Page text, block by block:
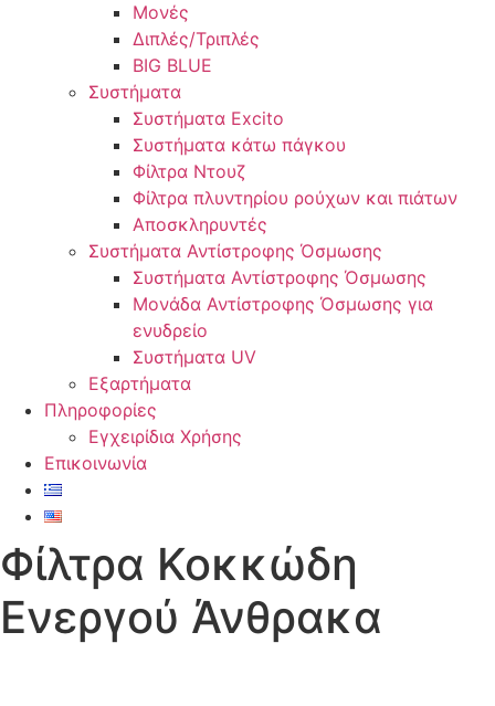
Μονές
Διπλές/Τριπλές
BIG BLUE
Συστήματα
Συστήματα Excito
Συστήματα κάτω πάγκου
Φίλτρα Ντουζ
Φίλτρα πλυντηρίου ρούχων και πιάτων
Αποσκληρυντές
Συστήματα Αντίστροφης Όσμωσης
Συστήματα Αντίστροφης Όσμωσης
Μονάδα Αντίστροφης Όσμωσης για
ενυδρείο
Συστήματα UV
Εξαρτήματα
Πληροφορίες
Εγχειρίδια Χρήσης
Επικοινωνία
Φίλτρα Κοκκώδη
Ενεργού Άνθρακα